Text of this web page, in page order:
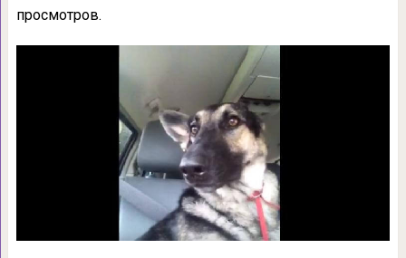
просмотров.